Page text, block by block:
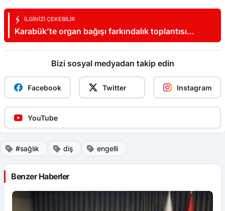
İLGINIZI ÇEKEBILIR
Karabük’te organ bağışı farkındalık toplantısı
düzenlendi
Bizi sosyal medyadan takip edin
Facebook Twitter Instagram
YouTube
#sağlık diş engelli
Benzer Haberler